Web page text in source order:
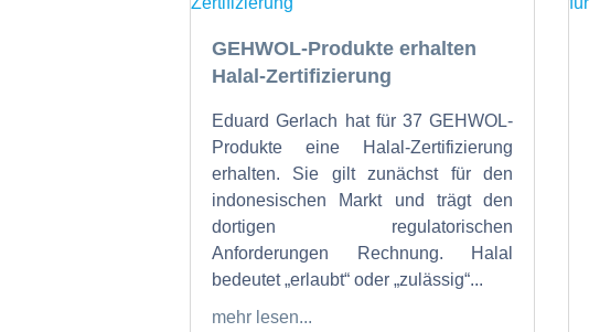
GEHWOL-Produkte erhalten
Halal-Zertifizierung
Eduard Gerlach hat für 37 GEHWOL-
Produkte eine Halal-Zertifizierung
erhalten. Sie gilt zunächst für den
indonesischen Markt und trägt den
dortigen regulatorischen
Anforderungen Rechnung. Halal
bedeutet „erlaubt“ oder „zulässig“...
mehr lesen...